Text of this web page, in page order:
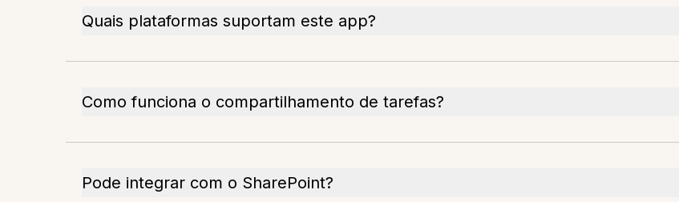
Quais plataformas suportam este app?
Como funciona o compartilhamento de tarefas?
Pode integrar com o SharePoint?